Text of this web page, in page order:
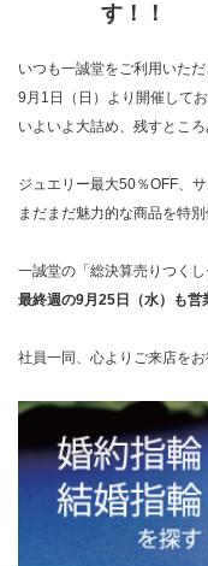
す！！
いつも一誠堂をご利用いた
9月1日（日）より開催して
いよいよ大詰め、残すとこ
ジュエリー最大50％OFF、
まだまだ魅力的な商品を特
一誠堂の「総決算売りつく
最終週の9月25日（水）も営
社員一同、心よりご来店をお